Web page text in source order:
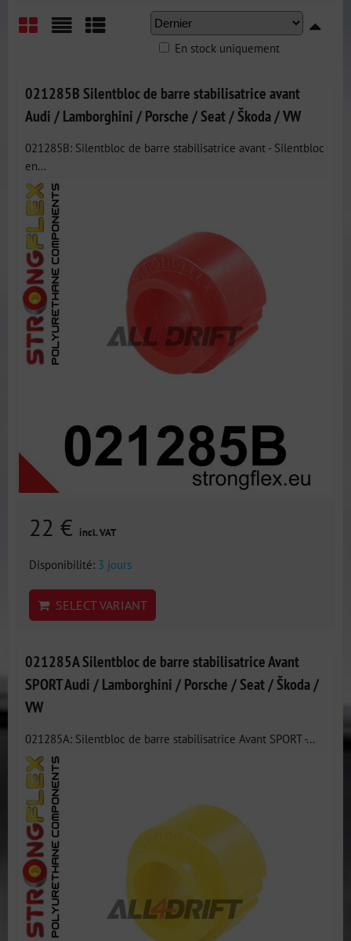
En stock uniquement
021285B Silentbloc de barre stabilisatrice avant
Audi / Lamborghini / Porsche / Seat / Škoda / VW
021285B: Silentbloc de barre stabilisatrice avant - Silentbloc
en...
22 € incl. VAT
Disponibilité: 3 jours
SELECT VARIANT
021285A Silentbloc de barre stabilisatrice Avant
SPORT Audi / Lamborghini / Porsche / Seat / Škoda /
VW
021285A: Silentbloc de barre stabilisatrice Avant SPORT -...